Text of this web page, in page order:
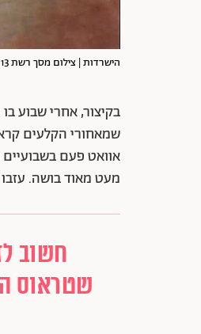
הישרדות | צילום מסך רשת 13
בקיצור, אחרי שבוע
שמאחורי הקלעים
אוואט פעם בשבועיים
מעט מאוד בושה. עזבו
חשוב
שטראוס